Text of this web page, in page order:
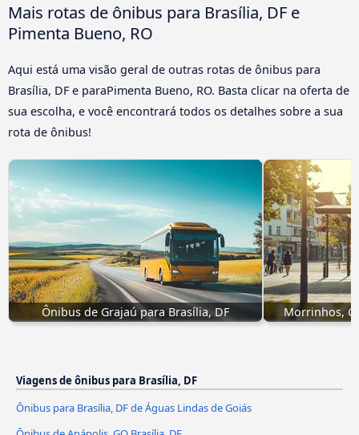
Mais rotas de ônibus para Brasília, DF e
Pimenta Bueno, RO
Aqui está uma visão geral de outras rotas de ônibus para
Brasília, DF e paraPimenta Bueno, RO. Basta clicar na oferta de
sua escolha, e você encontrará todos os detalhes sobre a sua
rota de ônibus!
Ônibus de Grajaú para Brasília, DF Morrinhos,
Viagens de ônibus para Brasília, DF
Ônibus para Brasília, DF de Águas Lindas de Goiás